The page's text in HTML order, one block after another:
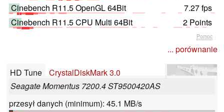
Cinebench R11.5 OpenGL 64Bit
7.27 fps
Cinebench R11.5 CPU Multi 64Bit
2 Points
Pomoc
... porównanie
HD Tune
CrystalDiskMark 3.0
Seagate Momentus 7200.4 ST9500420AS
przesył danych (minimum): 45.1 MB/s